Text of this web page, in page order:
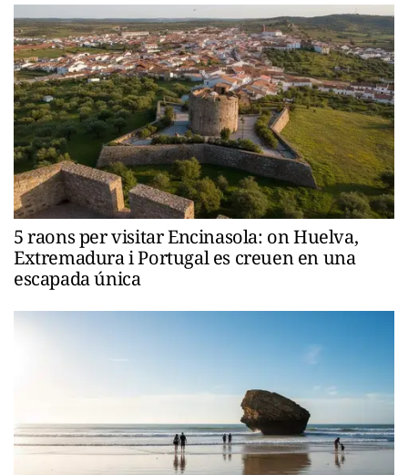
5 raons per visitar Encinasola: on Huelva,
Extremadura i Portugal es creuen en una
escapada única